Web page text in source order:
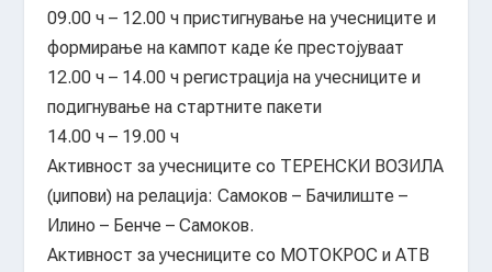
09.00 ч – 12.00 ч пристигнување на учесниците и
формирање на кампот каде ќе престојуваат
12.00 ч – 14.00 ч регистрација на учесниците и
подигнување на стартните пакети
14.00 ч – 19.00 ч
Активност за учесниците со ТЕРЕНСКИ ВОЗИЛА
(џипови) на релација: Самоков – Бачилиште –
Илино – Бенче – Самоков.
Активност за учесниците со МОТОКРОС и АТВ